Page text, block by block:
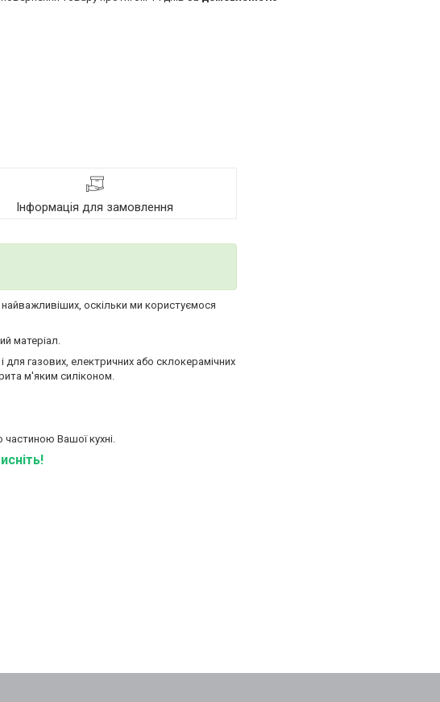
Інформація для замовлення
оскільки ми користуємося
матеріал.
для газових, електричних або склокерамічних
м'яким силіконом.
частиною Вашої кухні.